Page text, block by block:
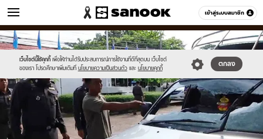
เข้าสู่ระบบสมาชิก
ข่าว หมวดอื่นๆ
เว็บไซต์นี้ใช้คุกกี้ เพื่อให้ท่านได้รับประสบการณ์การใช้งานที่ดีที่สุดบน เว็บไซต์
ของเรา โปรดศึกษาเพิ่มเติมที่ นโยบายความเป็นส่วนตัว และ นโยบายคุกกี้
ตกลง
Sanook
//s.isanook.com/sr/0/images/logo-
new-
sanook.png
600
60
//s.isanook.com/ns/0/ud/374/1872738/59.jpg